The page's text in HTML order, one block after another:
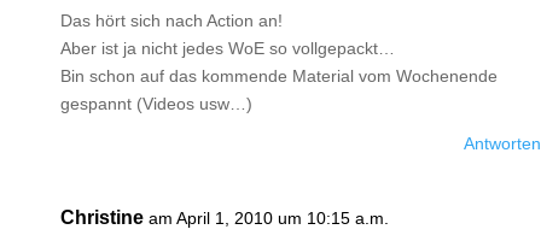
Das hört sich nach Action an!
Aber ist ja nicht jedes WoE so vollgepackt…
Bin schon auf das kommende Material vom Wochenende
gespannt (Videos usw…)
Antworten
Christine am April 1, 2010 um 10:15 a.m.